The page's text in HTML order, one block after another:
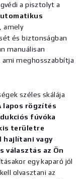
a pisztolyt a
amely
és biztonságban
manuálisan
meghosszabbítja
széles skálája
lapos rögzítés
fúvóka
területre
hajlítani vagy
választás az Ön
egy kaparó jól
olvasztani az